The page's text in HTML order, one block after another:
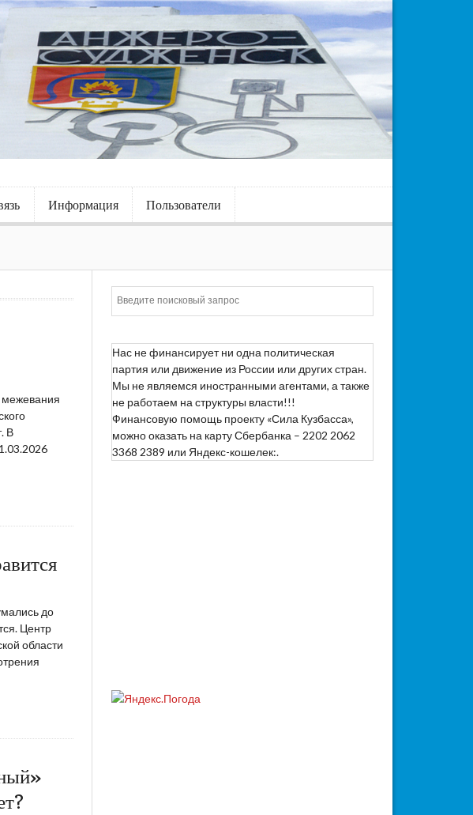
Информация Пользователи
межевания
В
до
Центр
области
Нас не финансирует ни одна политическая
партия или движение из России или других стран.
Мы не являемся иностранными агентами, а также
не работаем на структуры власти!!!
Финансовую помощь проекту «Сила Кузбасса»,
можно оказать на карту Сбербанка – 2202 2062
3368 2389 или Яндекс-кошелек:.